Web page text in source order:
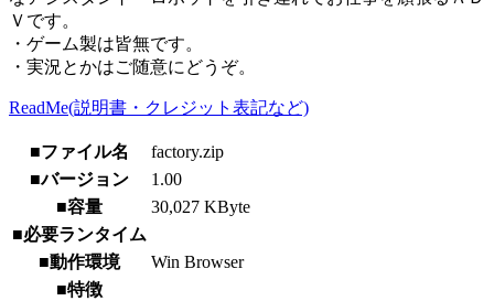
Ｖです。
・ゲーム製は皆無です。
・実況とかはご随意にどうぞ。
ReadMe(説明書・クレジット表記など)
■ファイル名
factory.zip
■バージョン
1.00
■容量
30,027 KByte
■必要ランタイム
■動作環境
Win Browser
■特徴